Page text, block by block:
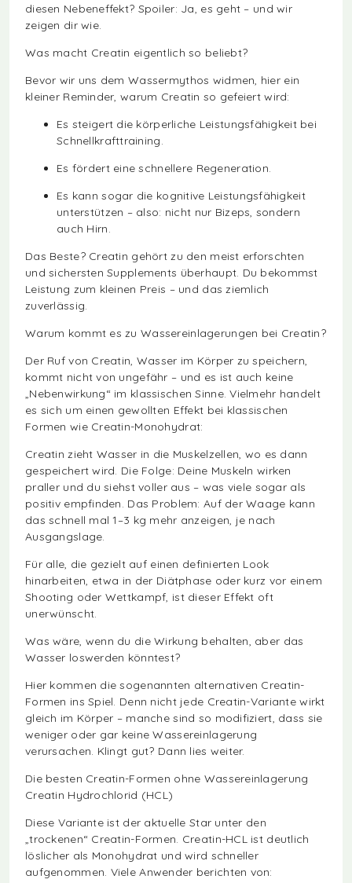
diesen Nebeneffekt? Spoiler: Ja, es geht – und wir
zeigen dir wie.
Was macht Creatin eigentlich so beliebt?
Bevor wir uns dem Wassermythos widmen, hier ein
kleiner Reminder, warum Creatin so gefeiert wird:
Es steigert die körperliche Leistungsfähigkeit bei
Schnellkrafttraining.
Es fördert eine schnellere Regeneration.
Es kann sogar die kognitive Leistungsfähigkeit
unterstützen – also: nicht nur Bizeps, sondern
auch Hirn.
Das Beste? Creatin gehört zu den meist erforschten
und sichersten Supplements überhaupt. Du bekommst
Leistung zum kleinen Preis – und das ziemlich
zuverlässig.
Warum kommt es zu Wassereinlagerungen bei Creatin?
Der Ruf von Creatin, Wasser im Körper zu speichern,
kommt nicht von ungefähr – und es ist auch keine
„Nebenwirkung“ im klassischen Sinne. Vielmehr handelt
es sich um einen gewollten Effekt bei klassischen
Formen wie Creatin-Monohydrat:
Creatin zieht Wasser in die Muskelzellen, wo es dann
gespeichert wird. Die Folge: Deine Muskeln wirken
praller und du siehst voller aus – was viele sogar als
positiv empfinden. Das Problem: Auf der Waage kann
das schnell mal 1–3 kg mehr anzeigen, je nach
Ausgangslage.
Für alle, die gezielt auf einen definierten Look
hinarbeiten, etwa in der Diätphase oder kurz vor einem
Shooting oder Wettkampf, ist dieser Effekt oft
unerwünscht.
Was wäre, wenn du die Wirkung behalten, aber das
Wasser loswerden könntest?
Hier kommen die sogenannten alternativen Creatin-
Formen ins Spiel. Denn nicht jede Creatin-Variante wirkt
gleich im Körper – manche sind so modifiziert, dass sie
weniger oder gar keine Wassereinlagerung
verursachen. Klingt gut? Dann lies weiter.
Die besten Creatin-Formen ohne Wassereinlagerung
Creatin Hydrochlorid (HCL)
Diese Variante ist der aktuelle Star unter den
„trockenen“ Creatin-Formen. Creatin-HCL ist deutlich
löslicher als Monohydrat und wird schneller
aufgenommen. Viele Anwender berichten von: